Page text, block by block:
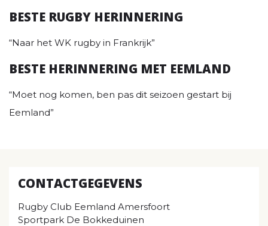
BESTE RUGBY HERINNERING
“Naar het WK rugby in Frankrijk”
BESTE HERINNERING MET EEMLAND
“Moet nog komen, ben pas dit seizoen gestart bij
Eemland”
CONTACTGEGEVENS
Rugby Club Eemland Amersfoort
Sportpark De Bokkeduinen